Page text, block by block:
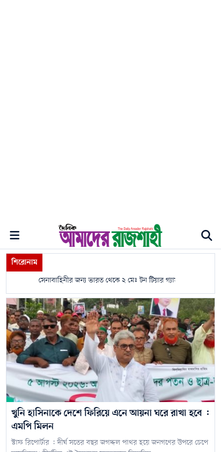
শিরোনাম
সেনাবাহিনীর জন্য ভারত থেকে ২ মেঃ টন টিয়ার গ্যাস শেল আমদানি করলো
খুনি হাসিনাকে দেশে ফিরিয়ে এনে আয়না ঘরে রাখা হবে :
এমপি মিলন
স্টাফ রিপোর্টার : দীর্ঘ সতের বছর জগদ্দল পাথর হয়ে জনগণের উপরে চেপে